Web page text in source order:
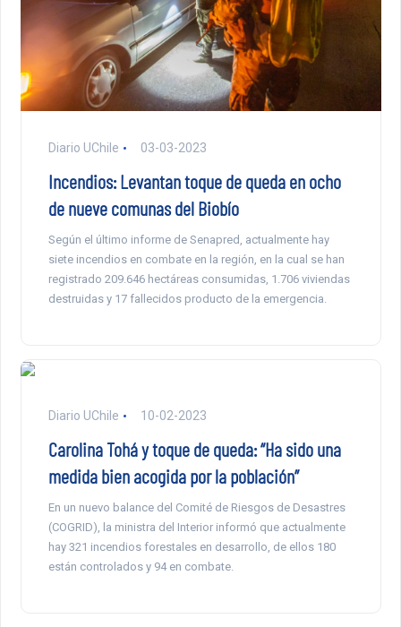
Diario UChile 03-03-2023
Incendios: Levantan toque de queda en ocho
de nueve comunas del Biobío
Según el último informe de Senapred, actualmente hay
siete incendios en combate en la región, en la cual se han
registrado 209.646 hectáreas consumidas, 1.706 viviendas
destruidas y 17 fallecidos producto de la emergencia.
Diario UChile 10-02-2023
Carolina Tohá y toque de queda: “Ha sido una
medida bien acogida por la población”
En un nuevo balance del Comité de Riesgos de Desastres
(COGRID), la ministra del Interior informó que actualmente
hay 321 incendios forestales en desarrollo, de ellos 180
están controlados y 94 en combate.